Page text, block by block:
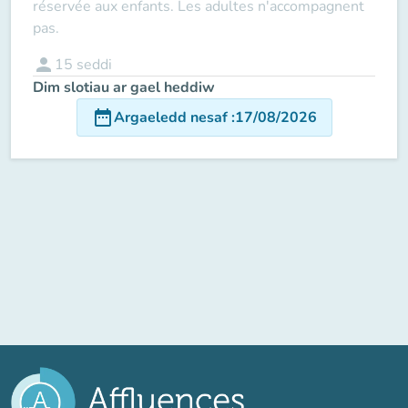
réservée aux enfants. Les adultes n'accompagnent
pas.
person 15 seddi
Dim slotiau ar gael heddiw
date_rangeArgaeledd nesaf:17/08/2026